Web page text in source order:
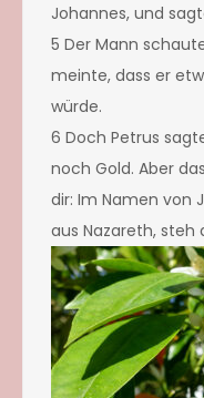
Johannes, und
5 Der Mann
meinte, dass er
würde.
6 Doch Petrus
noch Gold. Aber
dir: Im Namen von
aus Nazareth,